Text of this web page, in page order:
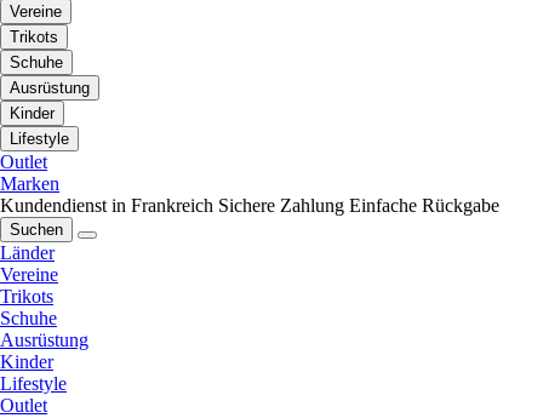
Vereine
Trikots
Schuhe
Ausrüstung
Kinder
Lifestyle
Outlet
Marken
Kundendienst in Frankreich Sichere Zahlung Einfache Rückgabe
Suchen
Länder
Vereine
Trikots
Schuhe
Ausrüstung
Kinder
Lifestyle
Outlet